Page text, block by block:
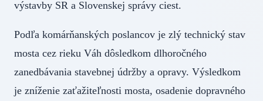
výstavby SR a Slovenskej správy ciest.
Podľa komárňanských poslancov je zlý technický stav
mosta cez rieku Váh dôsledkom dlhoročného
zanedbávania stavebnej údržby a opravy. Výsledkom
je zníženie zaťažiteľnosti mosta, osadenie dopravného